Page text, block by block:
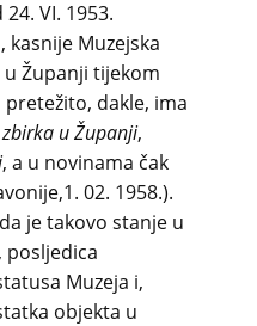
VI. 1953.
kasnije Muzejska
u Županji tijekom
dakle, ima
u Županji,
, a u novinama čak
02. 1958.).
je takovo stanje u
posljedica
Muzeja i,
objekta u